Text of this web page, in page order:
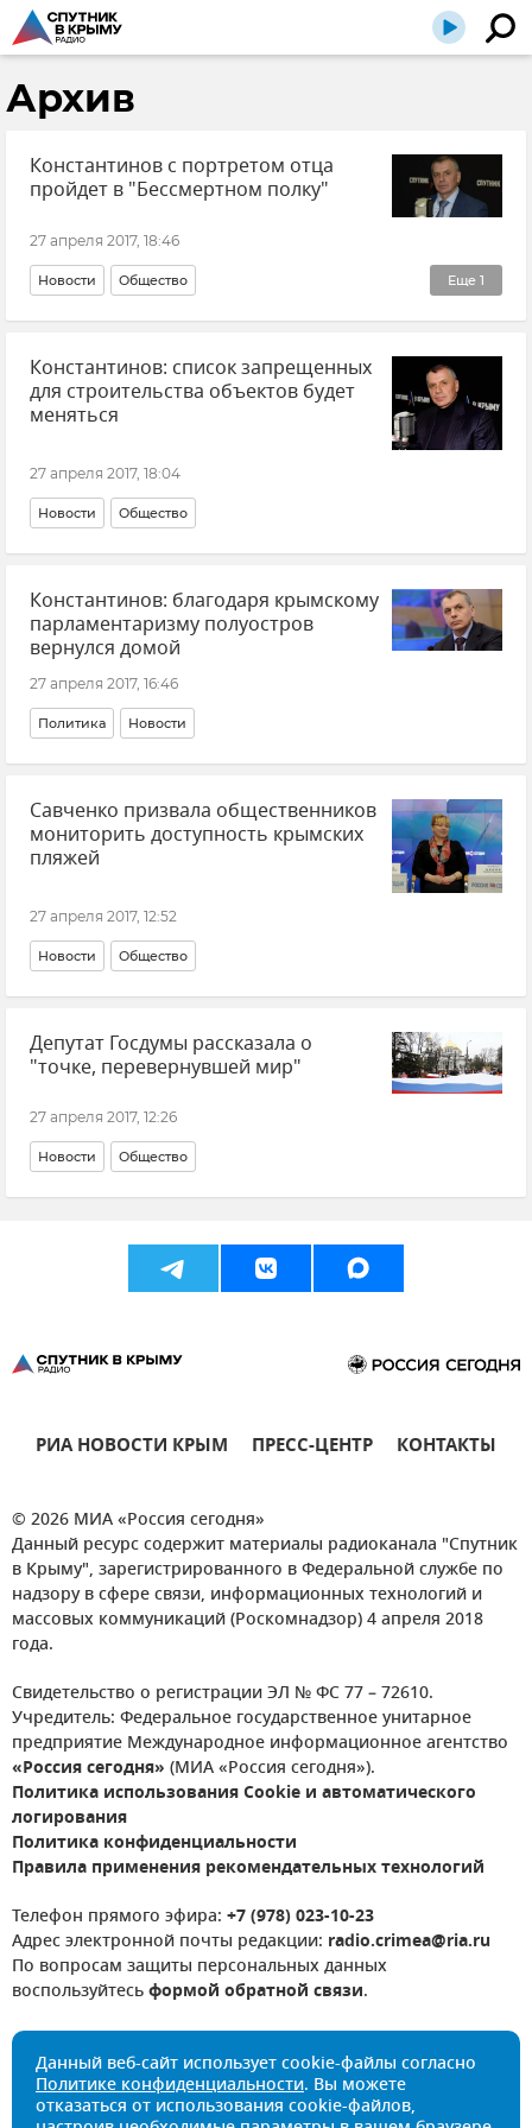
Архив
Константинов с портретом отца
пройдет в "Бессмертном полку"
27 апреля 2017, 18:46
Еще 1
Новости Общество
Празднование 72-й годовщины Победы в Крыму
Константинов: список запрещенных
для строительства объектов будет
меняться
27 апреля 2017, 18:04
Новости Общество
Константинов: благодаря крымскому
парламентаризму полуостров
вернулся домой
27 апреля 2017, 16:46
Политика Новости
Савченко призвала общественников
мониторить доступность крымских
пляжей
27 апреля 2017, 12:52
Новости Общество
Депутат Госдумы рассказала о
"точке, перевернувшей мир"
27 апреля 2017, 12:26
Новости Общество
РИА НОВОСТИ КРЫМ ПРЕСС-ЦЕНТР КОНТАКТЫ
© 2026 МИА «Россия сегодня»
Данный ресурс содержит материалы радиоканала "Спутник
в Крыму", зарегистрированного в Федеральной службе по
надзору в сфере связи, информационных технологий и
массовых коммуникаций (Роскомнадзор) 4 апреля 2018
года.
Свидетельство о регистрации ЭЛ № ФС 77 – 72610.
Учредитель: Федеральное государственное унитарное
предприятие Международное информационное агентство
«Россия сегодня» (МИА «Россия сегодня»).
Политика использования Cookie и автоматического
логирования
Политика конфиденциальности
Правила применения рекомендательных технологий
Телефон прямого эфира: +7 (978) 023-10-23
Адрес электронной почты редакции: radio.crimea@ria.ru
По вопросам защиты персональных данных
воспользуйтесьформой обратной связи.
Данный веб-сайт использует cookie-файлы согласно
Политике конфиденциальности. Вы можете
отказаться от использования cookie-файлов,